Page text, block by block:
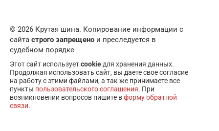
© 2026 Крутая шина. Копирование информации с
сайта строго запрещено и преследуется в
судебном порядке
Этот сайт используетcookie для хранения данных.
Продолжая использовать сайт, вы даете свое согласие
на работу с этими файлами, а так же принимаете все
пункты пользовательского соглашения. При
возникновении вопросов пишите вформу обратной
связи.